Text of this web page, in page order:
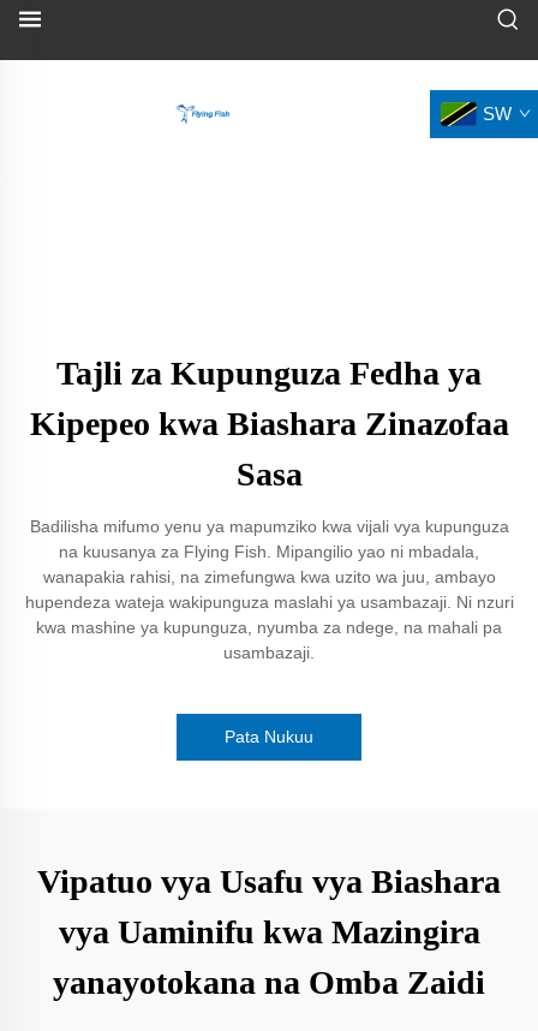
SW
Tajli za Kupunguza Fedha ya
Kipepeo kwa Biashara Zinazofaa
Sasa
Badilisha mifumo yenu ya mapumziko kwa vijali vya kupunguza
na kuusanya za Flying Fish. Mipangilio yao ni mbadala,
wanapakia rahisi, na zimefungwa kwa uzito wa juu, ambayo
hupendeza wateja wakipunguza maslahi ya usambazaji. Ni nzuri
kwa mashine ya kupunguza, nyumba za ndege, na mahali pa
usambazaji.
Pata Nukuu
Vipatuo vya Usafu vya Biashara
vya Uaminifu kwa Mazingira
yanayotokana na Omba Zaidi